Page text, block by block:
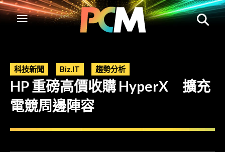
科技新聞 Biz.IT 趨勢分析
HP 重磅高價收購 HyperX 擴充
電競周邊陣容